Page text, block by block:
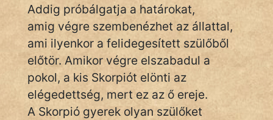
Addig próbálgatja a határokat,
amig végre szembenézhet az állattal,
ami ilyenkor a felidegesített szülőből
előtör. Amikor végre elszabadul a
pokol, a kis Skorpiót elönti az
elégedettség, mert ez az ő ereje.
A Skorpió gyerek olyan szülőket